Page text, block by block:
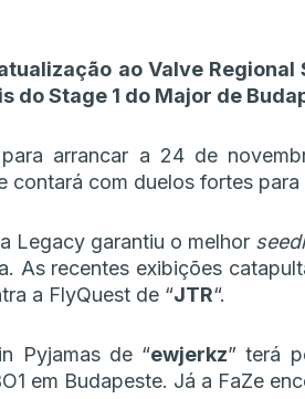
ao Valve
do Stage 1 do Major de
arrancar a 24 de
contará com duelos fortes para
Legacy garantiu o melhor
As recentes exibições
a FlyQuest de “JTR“.
Pyjamas de “ewjerkz” terá
em Budapeste. Já a FaZe